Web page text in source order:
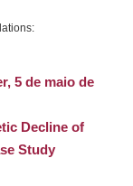
, 5 de maio de
Decline of
Study